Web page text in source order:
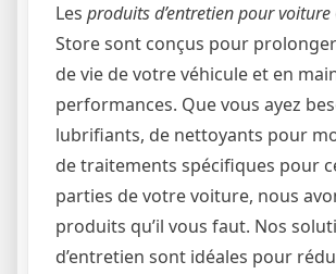
Les produits d’entretien pour voiture
Store sont conçus pour
de vie de votre véhicule et en
performances. Que vous ayez
lubrifiants, de nettoyants pour
de traitements spécifiques pour
parties de votre voiture, nous
produits qu’il vous faut. Nos
d’entretien sont idéales pour